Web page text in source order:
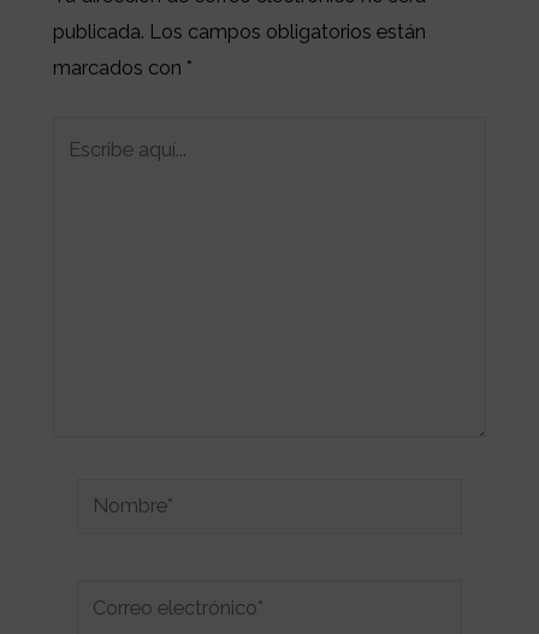
publicada. Los campos obligatorios están
marcados con *
Nombre*
Correo